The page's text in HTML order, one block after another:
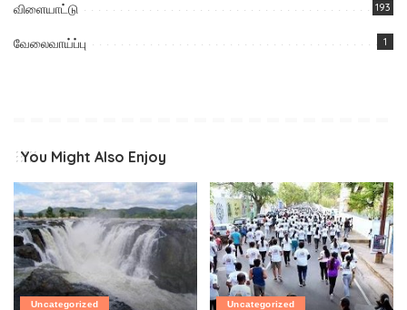
விளையாட்டு 193
வேலைவாய்ப்பு 1
You Might Also Enjoy
Uncategorized Uncategorized